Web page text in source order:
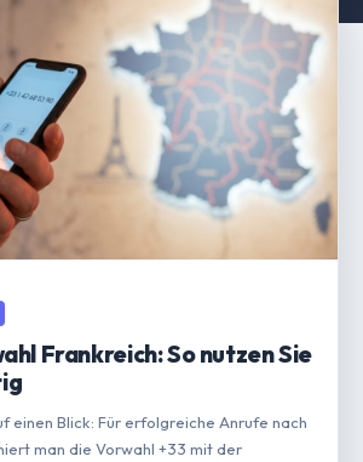
Frankreich: So nutzen Sie
einen Blick: Für erfolgreiche Anrufe nach
man die Vorwahl +33 mit der